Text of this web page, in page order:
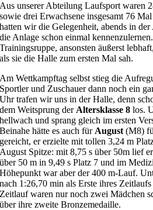
Aus unserer Abteilung Laufsport waren
sowie drei Erwachsene insgesamt 76
hatten wir die Gelegenheit, abends in
die Anlage schon einmal
Trainingsruppe, ansonsten äußerst
als sie die Halle zum ersten Mal sah.
Am Wettkampftag selbst stieg die
Sportler und Zuschauer dann noch ein
Uhr trafen wir uns in der Halle, denn
dem Weitsprung der Altersklasse 8 los.
hellwach und sprang gleich im ersten
Beinahe hätte es auch für August(M8)
gereicht, er erzielte mit tollen 3,24 m
August Spitze: mit 8,75 s über 50m lief
über 50 m in 9,49 s Platz 7 und im
Höhepunkt war aber der 400 m-Lauf.
nach 1:26,70 min als Erste ihres
Zeitlauf waren nur noch zwei Mädchen
über ihre zweite Bronzemedaille.